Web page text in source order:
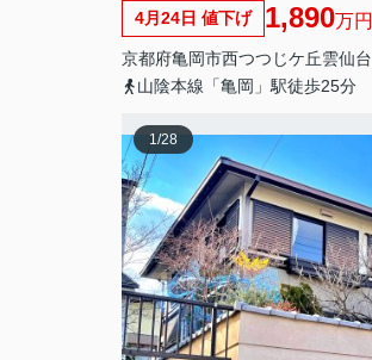
4月24日 値下げ 1,890万円
京都府亀岡市西つつじケ丘雲仙台
山陰本線「亀岡」駅徒歩25分
1/28